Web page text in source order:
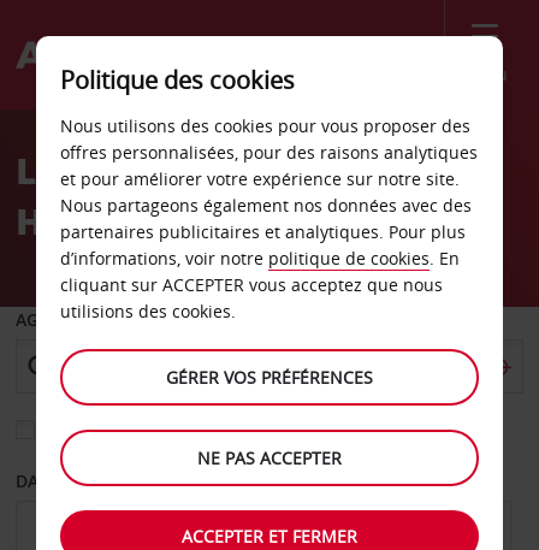
Menu
Welcome
AvisLocation de voiture
Hameln
AGENCE DE DÉPART
Sélectionnez une autre agence de retour
DATE DE DÉPART DATE DE RETOUR
Politique des cookies
Nous utilisons des cookies pour vous proposer des
offres personnalisées, pour des raisons analytiques
et pour améliorer votre expérience sur notre site.
Nous partageons également nos données avec des
partenaires publicitaires et analytiques. Pour plus
d’informations, voir notre politique de cookies. En
cliquant sur ACCEPTER vous acceptez que nous
utilisions des cookies.
GÉRER VOS PRÉFÉRENCES
NE PAS ACCEPTER
ACCEPTER ET FERMER